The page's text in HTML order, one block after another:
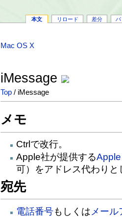
本文 リロード 差分 バ
Mac OS X
iMessage
Top / iMessage
メモ
Ctrlで改行。
Apple社が提供する
可）をアドレス代わり
宛先
電話番号もしくは メール